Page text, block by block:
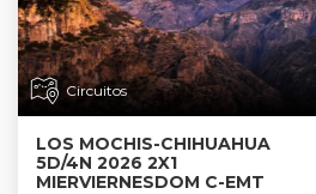
Circuitos
LOS MOCHIS-CHIHUAHUA
5D/4N 2026 2X1
MIERVIERNESDOM C-EMT